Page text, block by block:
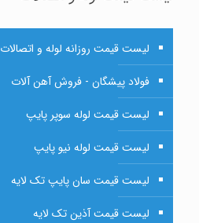
لیست قیمت روزانه لوله و اتصالات
فولاد پیشگان - فروش آهن آلات
لیست قیمت لوله سوپر پایپ
لیست قیمت لوله نیو پایپ
لیست قیمت سان پایپ تک لایه
لیست قیمت آذین تک لایه